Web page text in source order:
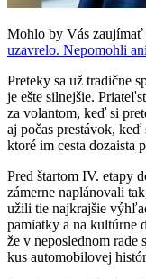
Mohlo by Vás zaujímať
uzavrelo. Nepomohli
Preteky sa už tradične
je ešte silnejšie.
za volantom, keď si
aj počas prestávok,
ktoré im cesta dozaista
Pred štartom IV. etapy
zámerne naplánovali
užili tie najkrajšie
pamiatky a na kultúrne
že v neposlednom
kus automobilovej